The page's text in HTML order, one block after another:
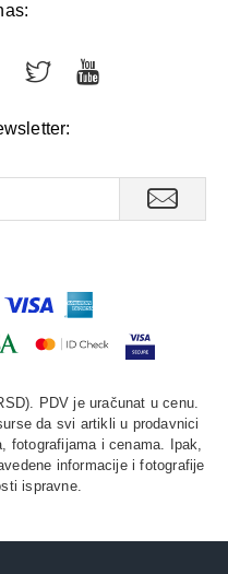
PDV je uračunat u cenu.
da svi artikli u prodavnici
fotografijama i cenama. Ipak,
informacije i fotografije
ispravne.